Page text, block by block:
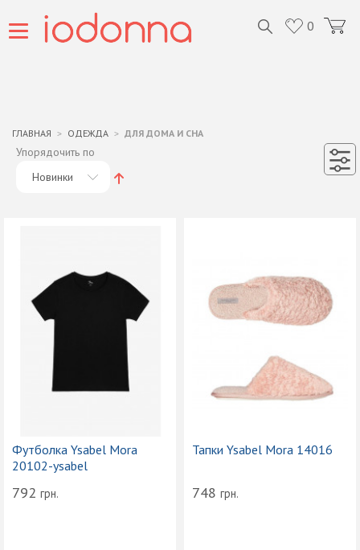
0
ГЛАВНАЯ ОДЕЖДА ДЛЯ ДОМА И СНА
Упорядочить по
Новинки
Футболка Ysabel Mora
20102-ysabel
792 грн.
Тапки Ysabel Mora 14016
748 грн.